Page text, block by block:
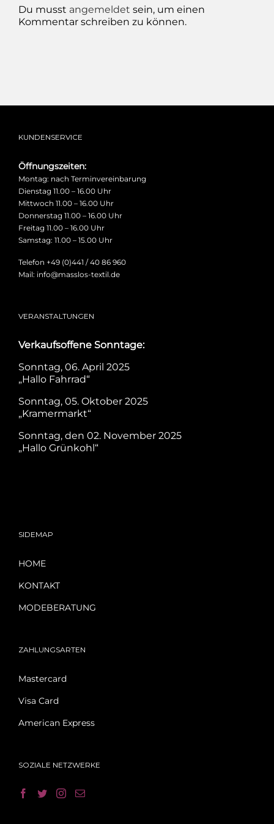
Du musst angemeldet sein, um einen
Kommentar schreiben zu können.
KUNDENSERVICE
Öffnungszeiten:
Montag: nach Terminvereinbarung
Dienstag 11.00 – 16.00 Uhr
Mittwoch 11.00 – 16.00 Uhr
Donnerstag 11.00 – 16.00 Uhr
Freitag 11.00 – 16.00 Uhr
Samstag: 11.00 – 15.00 Uhr
Telefon +49 (0)441 / 40 86 960
Mail: info@masslos-textil.de
VERANSTALTUNGEN
Verkaufsoffene Sonntage:
Sonntag, 06. April 2025
„Hallo Fahrrad“
Sonntag, 05. Oktober 2025
„Kramermarkt“
Sonntag, den 02. November 2025
„Hallo Grünkohl“
SIDEMAP
HOME
KONTAKT
MODEBERATUNG
ZAHLUNGSARTEN
Mastercard
Visa Card
American Express
SOZIALE NETZWERKE